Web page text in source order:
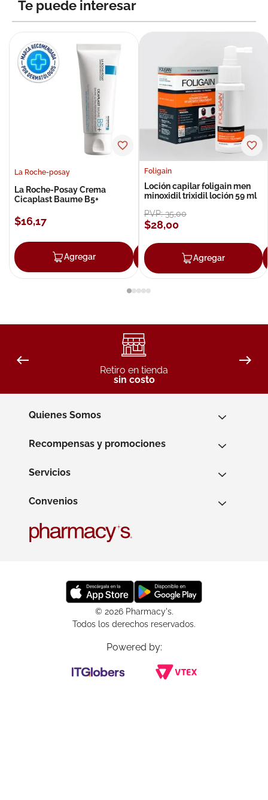
Te puede interesar
La Roche-posay
La Roche-Posay Crema
Cicaplast Baume B5+
$16,17
Agregar Agregar
Foligain
Loción capilar foligain men
minoxidil trixidil loción 59 ml
PVP:35,00
$28,00
Agregar
Retiro en tienda
sin costo
Quienes Somos
Recompensas y promociones
Servicios
Convenios
© 2026 Pharmacy's.
Todos los derechos reservados.
Powered by: